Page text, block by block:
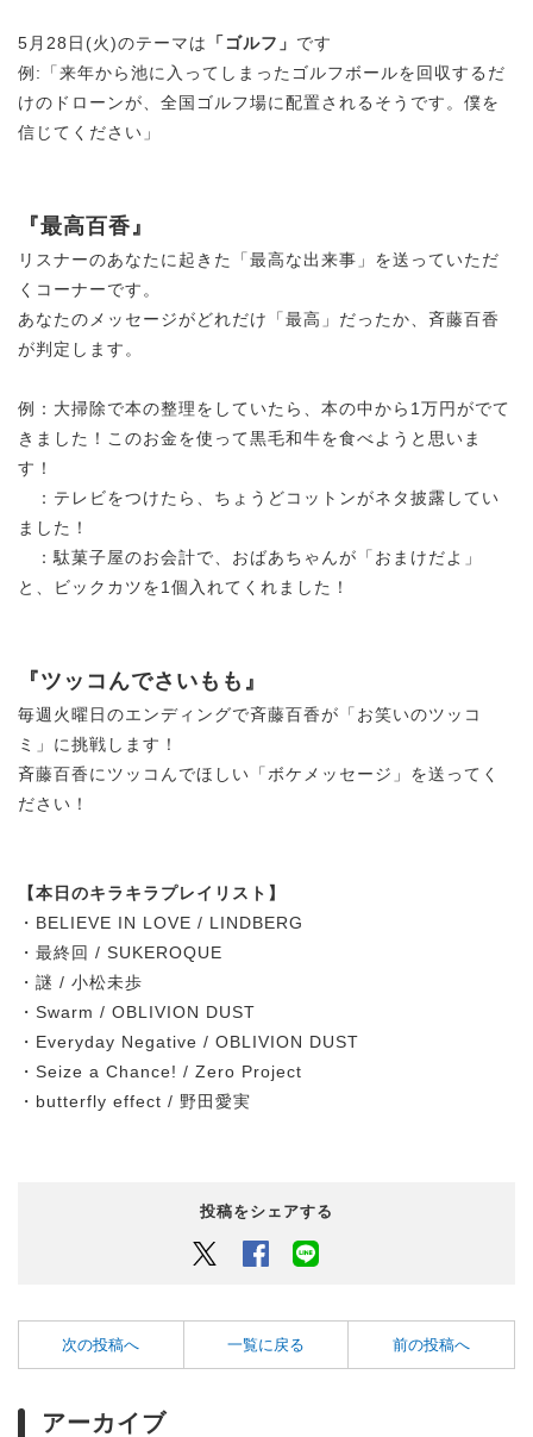
5月28日(火)のテーマは 「ゴルフ」 です
例:「来年から池に入ってしまったゴルフボールを回収するだ
けのドローンが、全国ゴルフ場に配置されるそうです。僕を
信じてください」
『最高百香』
リスナーのあなたに起きた「最高な出来事」を送っていただ
くコーナーです。
あなたのメッセージがどれだけ「最高」だったか、斉藤百香
が判定します。
例：大掃除で本の整理をしていたら、本の中から1万円がでて
きました！このお金を使って黒毛和牛を食べようと思いま
す！
：テレビをつけたら、ちょうどコットンがネタ披露してい
ました！
：駄菓子屋のお会計で、おばあちゃんが「おまけだよ」
と、ビックカツを1個入れてくれました！
『ツッコんでさいもも』
毎週火曜日のエンディングで斉藤百香が「お笑いのツッコ
ミ」に挑戦します！
斉藤百香にツッコんでほしい「ボケメッセージ」を送ってく
ださい！
【本日のキラキラプレイリスト】
・BELIEVE IN LOVE / LINDBERG
・最終回 / SUKEROQUE
・謎 / 小松未歩
・Swarm / OBLIVION DUST
・Everyday Negative / OBLIVION DUST
・Seize a Chance! / Zero Project
・butterfly effect / 野田愛実
投稿をシェアする
Twitter Facebook
次の投稿へ 一覧に戻る 前の投稿へ
アーカイブ